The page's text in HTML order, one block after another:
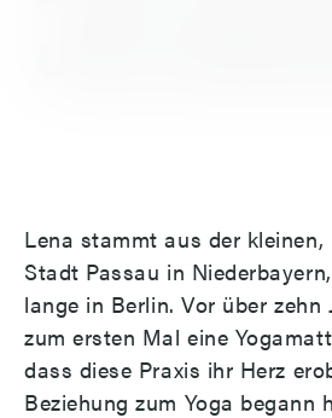
Lena stammt aus der kleinen,
Stadt Passau in
lange in Berlin. Vor über zehn
zum ersten Mal eine
dass diese Praxis ihr Herz
Beziehung zum Yoga